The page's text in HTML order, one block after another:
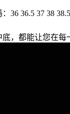
36 36.5 37 38
，都能让您在每